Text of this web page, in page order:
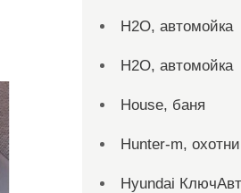
H2O, автомойка
H2O, автомойка
House, баня
Hunter-m,
Hyundai